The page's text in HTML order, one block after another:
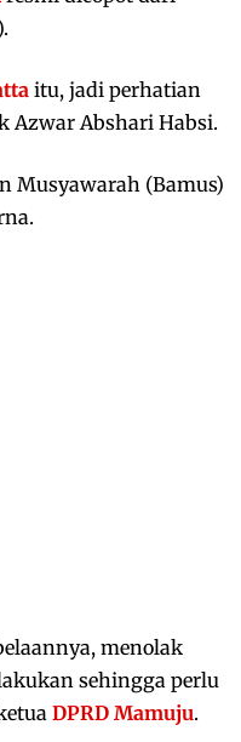
itu, jadi perhatian
Azwar Abshari Habsi.
Musyawarah (Bamus)
menolak
sehingga perlu
DPRD Mamuju.